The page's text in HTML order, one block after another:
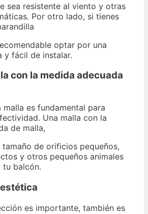
sea resistente al viento y otras
Por otro lado, si tienes
optar por una
y fácil de instalar.
con la medida adecuada
malla es fundamental para
Una malla con la
de malla,
tamaño de orificios pequeños,
y otros pequeños animales
tu balcón.
es importante, también es